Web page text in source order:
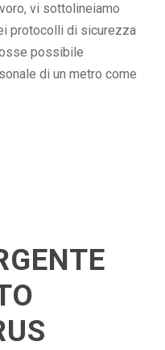
vi sottolineiamo
protocolli di sicurezza
possibile
di un metro come